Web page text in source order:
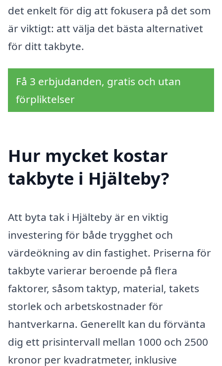
det enkelt för dig att fokusera på det som
är viktigt: att välja det bästa alternativet
för ditt takbyte.
Få 3 erbjudanden, gratis och utan
förpliktelser
Hur mycket kostar
takbyte i Hjälteby?
Att byta tak i Hjälteby är en viktig
investering för både trygghet och
värdeökning av din fastighet. Priserna för
takbyte varierar beroende på flera
faktorer, såsom taktyp, material, takets
storlek och arbetskostnader för
hantverkarna. Generellt kan du förvänta
dig ett prisintervall mellan 1000 och 2500
kronor per kvadratmeter, inklusive